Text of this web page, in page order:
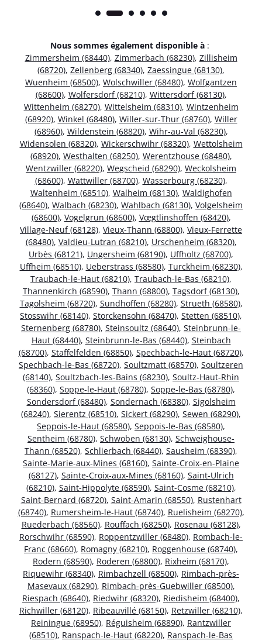
Nous sommes également disponible à :
Zimmersheim (68440), Zimmerbach (68230), Zillisheim
(68720), Zellenberg (68340), Zaessingue (68130),
Wuenheim (68500), Wolschwiller (68480), Wolfgantzen
(68600), Wolfersdorf (68210), Wittersdorf (68130),
Wittenheim (68270), Wittelsheim (68310), Wintzenheim
(68920), Winkel (68480), Willer-sur-Thur (68760), Willer
(68960), Wildenstein (68820), Wihr-au-Val (68230),
Widensolen (68320), Wickerschwihr (68320), Wettolsheim
(68920), Westhalten (68250), Werentzhouse (68480),
Wentzwiller (68220), Wegscheid (68290), Weckolsheim
(68600), Wattwiller (68700), Wasserbourg (68230),
Waltenheim (68510), Walheim (68130), Waldighofen
(68640), Walbach (68230), Wahlbach (68130), Volgelsheim
(68600), Vogelgrun (68600), Vœgtlinshoffen (68420),
Village-Neuf (68128), Vieux-Thann (68800), Vieux-Ferrette
(68480), Valdieu-Lutran (68210), Urschenheim (68320),
Urbès (68121), Ungersheim (68190), Uffholtz (68700),
Uffheim (68510), Ueberstrass (68580), Turckheim (68230),
Traubach-le-Haut (68210), Traubach-le-Bas (68210),
Thannenkirch (68590), Thann (68800), Tagsdorf (68130),
Tagolsheim (68720), Sundhoffen (68280), Strueth (68580),
Stosswihr (68140), Storckensohn (68470), Stetten (68510),
Sternenberg (68780), Steinsoultz (68640), Steinbrunn-le-
Haut (68440), Steinbrunn-le-Bas (68440), Steinbach
(68700), Staffelfelden (68850), Spechbach-le-Haut (68720),
Spechbach-le-Bas (68720), Soultzmatt (68570), Soultzeren
(68140), Soultzbach-les-Bains (68230), Soultz-Haut-Rhin
(68360), Soppe-le-Haut (68780), Soppe-le-Bas (68780),
Sondersdorf (68480), Sondernach (68380), Sigolsheim
(68240), Sierentz (68510), Sickert (68290), Sewen (68290),
Seppois-le-Haut (68580), Seppois-le-Bas (68580),
Sentheim (68780), Schwoben (68130), Schweighouse-
Thann (68520), Schlierbach (68440), Sausheim (68390),
Sainte-Marie-aux-Mines (68160), Sainte-Croix-en-Plaine
(68127), Sainte-Croix-aux-Mines (68160), Saint-Ulrich
(68210), Saint-Hippolyte (68590), Saint-Cosme (68210),
Saint-Bernard (68720), Saint-Amarin (68550), Rustenhart
(68740), Rumersheim-le-Haut (68740), Ruelisheim (68270),
Ruederbach (68560), Rouffach (68250), Rosenau (68128),
Rorschwihr (68590), Roppentzwiller (68480), Rombach-le-
Franc (68660), Romagny (68210), Roggenhouse (68740),
Rodern (68590), Roderen (68800), Rixheim (68170),
Riquewihr (68340), Rimbachzell (68500), Rimbach-près-
Masevaux (68290), Rimbach-près-Guebwiller (68500),
Riespach (68640), Riedwihr (68320), Riedisheim (68400),
Richwiller (68120), Ribeauvillé (68150), Retzwiller (68210),
Reiningue (68950), Réguisheim (68890), Rantzwiller
(68510), Ranspach-le-Haut (68220), Ranspach-le-Bas